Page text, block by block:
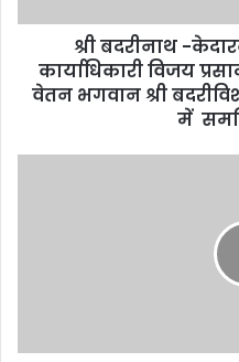
श्री बदरीनाथ -
कार्याधिकारी विजय
वेतन भगवान श्री
में